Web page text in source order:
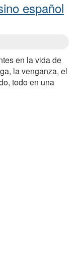
español
en la vida de
la venganza, el
todo en una